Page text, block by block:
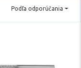
Podľa odporúčania